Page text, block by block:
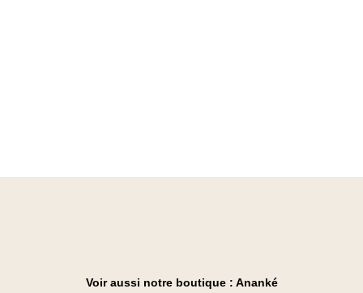
Voir aussi notre boutique : Ananké